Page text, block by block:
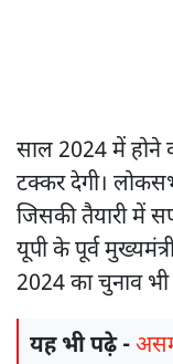
साल 2024 में होने
टक्कर देगी।
जिसकी तैयारी में
यूपी के पूर्व
2024 का चुनाव
यह भी पढ़े -